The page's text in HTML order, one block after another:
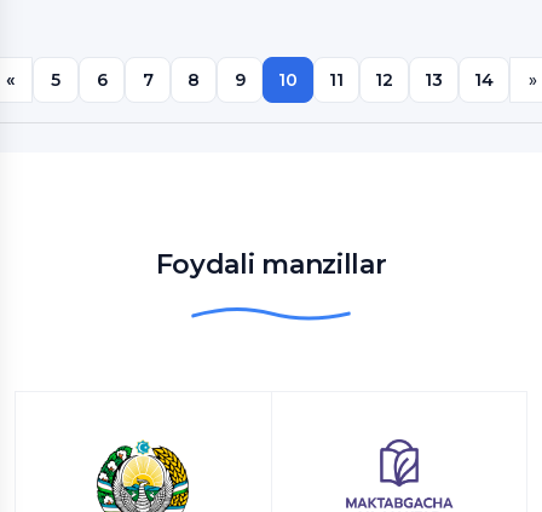
« 5 6 7 8 9 10 11 12 13 14 »
Foydali manzillar